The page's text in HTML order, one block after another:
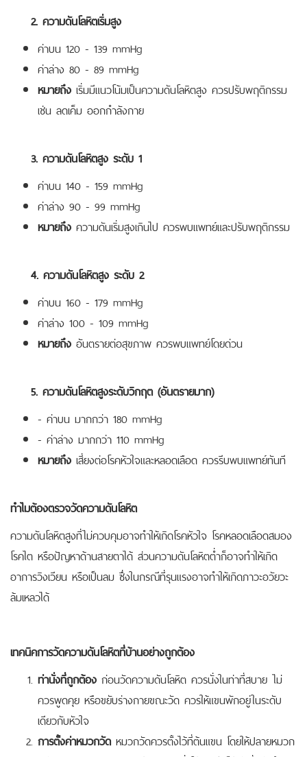
2. ความดันโลหิตเริ่มสูง
ค่าบน 120 - 139 mmHg
ค่าล่าง 80 - 89 mmHg
หมายถึง เริ่มมีแนวโน้มเป็นความดันโลหิตสูง ควรปรับพฤติกรรม
เช่น ลดเค็ม ออกกำลังกาย
3. ความดันโลหิตสูง ระดับ 1
ค่าบน 140 - 159 mmHg
ค่าล่าง 90 - 99 mmHg
หมายถึง ความดันเริ่มสูงเกินไป ควรพบแพทย์และปรับพฤติกรรม
4. ความดันโลหิตสูง ระดับ 2
ค่าบน 160 - 179 mmHg
ค่าล่าง 100 - 109 mmHg
หมายถึง อันตรายต่อสุขภาพ ควรพบแพทย์โดยด่วน
5. ความดันโลหิตสูงระดับวิกฤต (อันตรายมาก)
- ค่าบน มากกว่า 180 mmHg
- ค่าล่าง มากกว่า 110 mmHg
หมายถึง เสี่ยงต่อโรคหัวใจและหลอดเลือด ควรรีบพบแพทย์ทันที
ทำไมต้องตรวจวัดความดันโลหิต
ความดันโลหิตสูงที่ไม่ควบคุมอาจทำให้เกิดโรคหัวใจ โรคหลอดเลือดสมอง
โรคไต หรือปัญหาด้านสายตาได้ ส่วนความดันโลหิตต่ำก็อาจทำให้เกิด
อาการวิงเวียน หรือเป็นลม ซึ่งในกรณีที่รุนแรงอาจทำให้เกิดภาวะอวัยวะ
ล้มเหลวได้
เทคนิคการวัดความดันโลหิตที่บ้านอย่างถูกต้อง
ท่านั่งที่ถูกต้อง ก่อนวัดความดันโลหิต ควรนั่งในท่าที่สบาย ไม่
ควรพูดคุย หรือขยับร่างกายขณะวัด ควรให้แขนพักอยู่ในระดับ
เดียวกับหัวใจ
การตั้งค่าหมวกวัด หมวกวัดควรตั้งไว้ที่ต้นแขน โดยให้ปลายหมวก